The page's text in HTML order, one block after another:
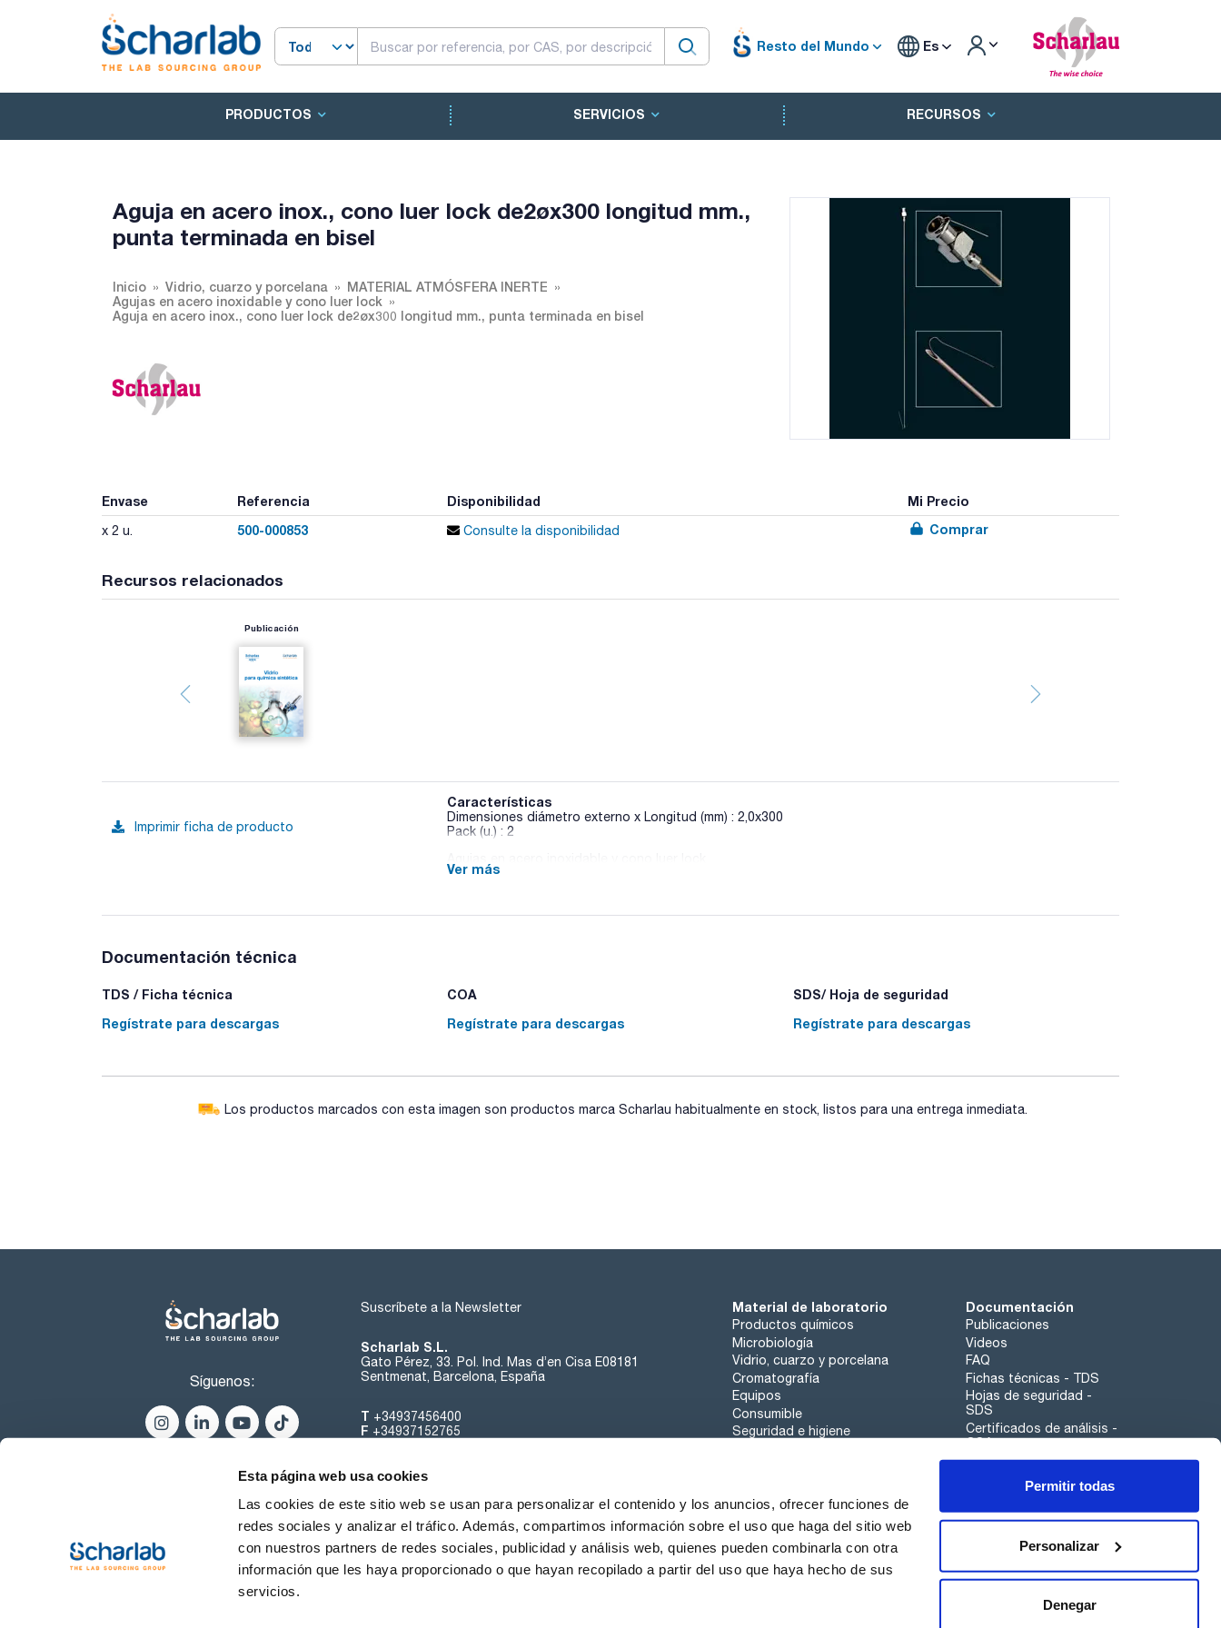
Esta página web usa cookies
Las cookies de este sitio web se usan para personalizar el contenido y los anuncios, ofrecer funciones de
redes sociales y analizar el tráfico. Además, compartimos información sobre el uso que haga del sitio web
con nuestros partners de redes sociales, publicidad y análisis web, quienes pueden combinarla con otra
información que les haya proporcionado o que hayan recopilado a partir del uso que haya hecho de sus
servicios.
Permitir todas
Personalizar
Denegar
Resto del Mundo Es
PRODUCTOS SERVICIOS RECURSOS
Aguja en acero inox., cono luer lock de2øx300 longitud mm.,
punta terminada en bisel
Inicio Vidrio, cuarzo y porcelana
MATERIAL ATMÓSFERA INERTE
Agujas en acero inoxidable y cono luer lock
Aguja en acero inox., cono luer lock de2øx300 longitud mm., punta terminada en bisel
Envase Referencia Disponibilidad Mi Precio
x 2 u. 500-000853 Consulte la disponibilidad Comprar
Recursos relacionados
Publicación
Imprimir ficha de producto
Características
Dimensiones diámetro externo x Longitud (mm) : 2,0x300
Pack (u.) : 2
Ver más
Documentación técnica
TDS / Ficha técnica
Regístrate para descargas
COA
Regístrate para descargas
SDS/ Hoja de seguridad
Regístrate para descargas
Los productos marcados con esta imagen son productos marca Scharlau habitualmente en stock, listos para una entrega inmediata.
Síguenos:
Suscríbete a la Newsletter
Scharlab S.L.
Gato Pérez, 33. Pol. Ind. Mas d’en Cisa E08181
Sentmenat, Barcelona, España
T +34937456400
F +34937152765
Material de laboratorio
Productos químicos
Microbiología
Vidrio, cuarzo y porcelana
Cromatografía
Equipos
Consumible
Seguridad e higiene
Documentación
Publicaciones
Videos
FAQ
Fichas técnicas - TDS
Hojas de seguridad -
SDS
Certificados de análisis -
COA
Aplicaciones
Canal de denuncias
Sobre nosotros Contacta
Condiciones de Uso